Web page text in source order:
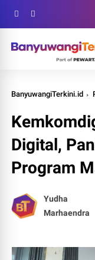
BanyuwangiTerkini.id
Digital,
Program
Yudha
Marhaendra